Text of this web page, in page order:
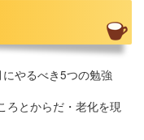
やるべき5つの勉強
ろとからだ・老化を現